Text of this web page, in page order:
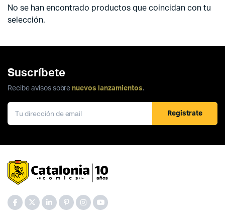
No se han encontrado productos que coincidan con tu
selección.
Suscríbete
Recibe avisos sobre nuevos lanzamientos.
Registrate